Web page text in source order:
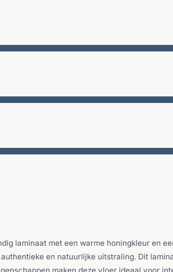
laminaat met een warme honingkleur en
en natuurlijke uitstraling. Dit